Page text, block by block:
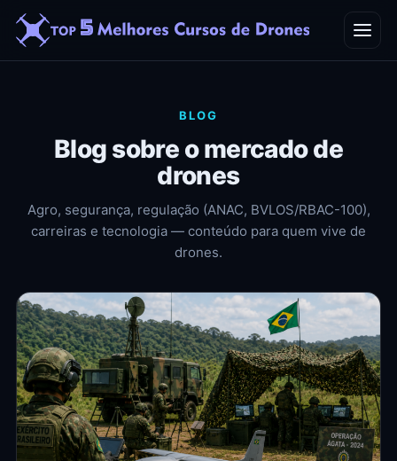
BLOG
Blog sobre o mercado de
drones
Agro, segurança, regulação (ANAC, BVLOS/RBAC-100),
carreiras e tecnologia — conteúdo para quem vive de
drones.